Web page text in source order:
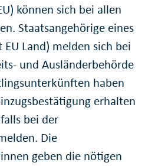
können sich bei allen
Staatsangehörige eines
Land) melden sich bei
und Ausländerbehörde
haben
erhalten
bei der
Die
geben die nötigen